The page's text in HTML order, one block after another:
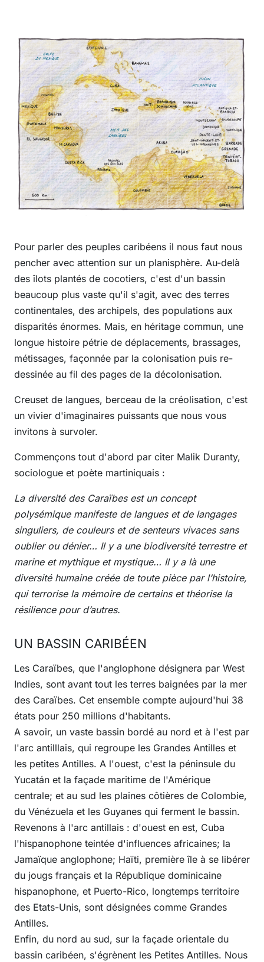
Pour parler des peuples caribéens il nous faut nous
pencher avec attention sur un planisphère. Au-delà
des îlots plantés de cocotiers, c'est d'un bassin
beaucoup plus vaste qu'il s'agit, avec des terres
continentales, des archipels, des populations aux
disparités énormes. Mais, en héritage commun, une
longue histoire pétrie de déplacements, brassages,
métissages, façonnée par la colonisation puis re-
dessinée au fil des pages de la décolonisation.
Creuset de langues, berceau de la créolisation, c'est
un vivier d'imaginaires puissants que nous vous
invitons à survoler.
Commençons tout d'abord par citer Malik Duranty,
sociologue et poète martiniquais :
La diversité des Caraïbes est un concept
polysémique manifeste de langues et de langages
singuliers, de couleurs et de senteurs vivaces sans
oublier ou dénier… Il y a une biodiversité terrestre et
marine et mythique et mystique… Il y a là une
diversité humaine créée de toute pièce par l’histoire,
qui terrorise la mémoire de certains et théorise la
résilience pour d’autres.
UN BASSIN CARIBÉEN
Les Caraïbes, que l'anglophone désignera par West
Indies, sont avant tout les terres baignées par la mer
des Caraïbes. Cet ensemble compte aujourd'hui 38
états pour 250 millions d'habitants.
A savoir, un vaste bassin bordé au nord et à l'est par
l'arc antilllais, qui regroupe les Grandes Antilles et
les petites Antilles. A l'ouest, c'est la péninsule du
Yucatán et la façade maritime de l'Amérique
centrale; et au sud les plaines côtières de Colombie,
du Vénézuela et les Guyanes qui ferment le bassin.
Revenons à l'arc antillais : d'ouest en est, Cuba
l'hispanophone teintée d'influences africaines; la
Jamaïque anglophone; Haïti, première île à se libérer
du jougs français et la République dominicaine
hispanophone, et Puerto-Rico, longtemps territoire
des Etats-Unis, sont désignées comme Grandes
Antilles.
Enfin, du nord au sud, sur la façade orientale du
bassin caribéen, s'égrènent les Petites Antilles. Nous